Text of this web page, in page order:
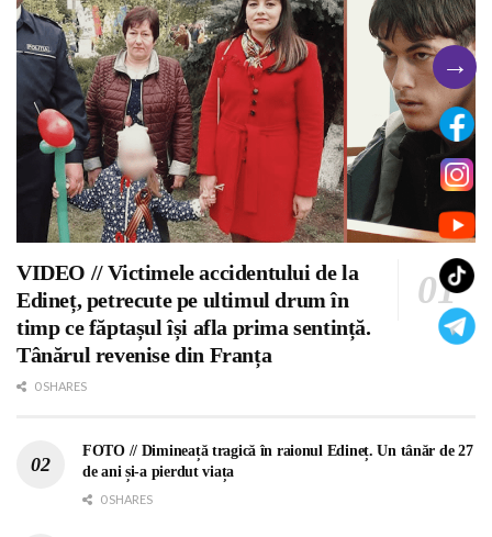
VIDEO // Victimele accidentului de la
Edineț, petrecute pe ultimul drum în
timp ce făptașul își afla prima sentință.
Tânărul revenise din Franța
0 SHARES
FOTO // Dimineață tragică în raionul Edineț. Un tânăr de 27
de ani și-a pierdut viața
0 SHARES
→